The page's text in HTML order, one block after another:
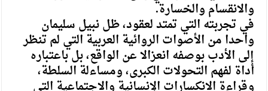
والانقسام والخسارة.
في تجربته التي تمتد لعقود، ظل نبيل سليمان
واحدا من الأصوات الروائية العربية التي لم تنظر
إلى الأدب بوصفه انعزالا عن الواقع، بل باعتباره
أداة لفهم التحولات الكبرى، ومساءلة السلطة،